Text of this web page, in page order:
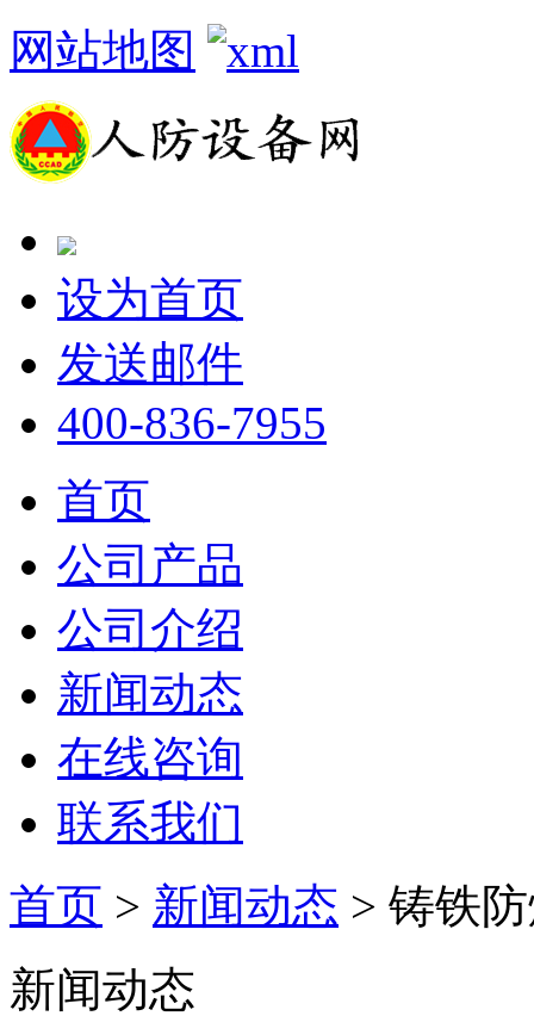
网站地图
设为首页
发送邮件
400-836-7955
首页
公司产品
公司介绍
新闻动态
在线咨询
联系我们
首页 > 新闻动态 > 铸铁
新闻动态